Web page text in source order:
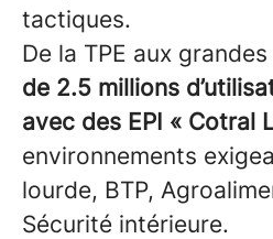
tactiques.
De la TPE aux
de 2.5 millions
avec des EPI « Cotral
environnements
lourde, BTP,
Sécurité intérieure.